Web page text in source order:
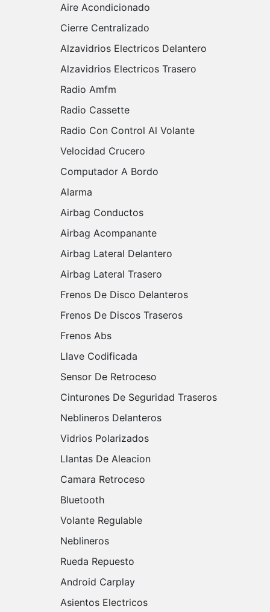
Aire Acondicionado
Cierre Centralizado
Alzavidrios Electricos Delantero
Alzavidrios Electricos Trasero
Radio Amfm
Radio Cassette
Radio Con Control Al Volante
Velocidad Crucero
Computador A Bordo
Alarma
Airbag Conductos
Airbag Acompanante
Airbag Lateral Delantero
Airbag Lateral Trasero
Frenos De Disco Delanteros
Frenos De Discos Traseros
Frenos Abs
Llave Codificada
Sensor De Retroceso
Cinturones De Seguridad Traseros
Neblineros Delanteros
Vidrios Polarizados
Llantas De Aleacion
Camara Retroceso
Bluetooth
Volante Regulable
Neblineros
Rueda Repuesto
Android Carplay
Asientos Electricos